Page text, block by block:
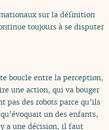
sur la définition
toujours à se disputer
boucle entre la perception,
une action, qui va bouger
pas des robots parce qu’ils
un des enfants,
a une décision, il faut